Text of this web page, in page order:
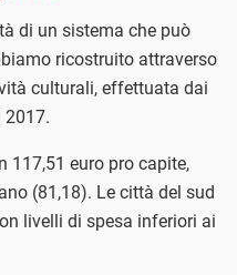
di un sistema che può
ricostruito attraverso
culturali, effettuata dai
2017.
117,51 euro pro capite,
(81,18). Le città del sud
livelli di spesa inferiori ai